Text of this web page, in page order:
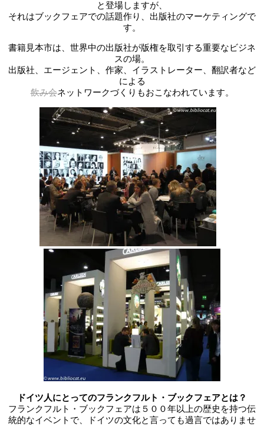
と登場しますが、
それはブックフェアでの話題作り、出版社のマーケティングで
す。
書籍見本市は、世界中の出版社が版権を取引する重要なビジネ
スの場。
出版社、エージェント、作家、イラストレーター、翻訳者など
による
飲み会ネットワークづくりもおこなわれています。
ドイツ人にとってのフランクフルト・ブックフェアとは？
フランクフルト・ブックフェアは５００年以上の歴史を持つ伝
統的なイベントで、ドイツの文化と言っても過言ではありませ